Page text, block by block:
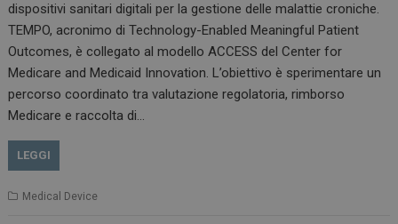
dispositivi sanitari digitali per la gestione delle malattie croniche.
TEMPO, acronimo di Technology-Enabled Meaningful Patient
Outcomes, è collegato al modello ACCESS del Center for
Medicare and Medicaid Innovation. L’obiettivo è sperimentare un
percorso coordinato tra valutazione regolatoria, rimborso
Medicare e raccolta di…
LEGGI
Medical Device
VISITOR_PRIVACY_METADATA